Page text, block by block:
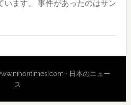
います。 事件があったのはサン
· 日本のニュー
ス